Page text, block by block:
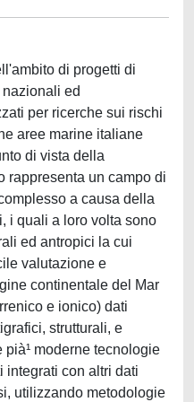
di progetti di
ed
per ricerche sui rischi
aree marine italiane
di vista della
rappresenta un campo di
a causa della
i quali a loro volta sono
ed antropici la cui
valutazione e
continentale del Mar
e ionico) dati
strutturali, e
moderne tecnologie
integrati con altri dati
utilizzando metodologie